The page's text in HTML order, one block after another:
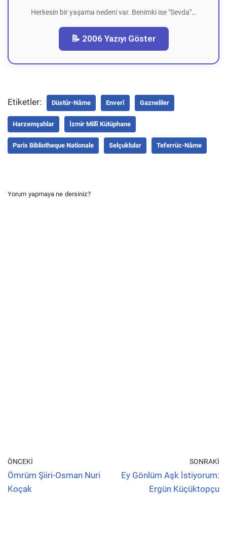
Herkesin bir yaşama nedeni var. Benimki ise "Sevda"…
📝 2006 Yazıyı Göster
Etiketler: Düstûr-Nâme Enverî Gazneliler
Harzemşahlar İzmir Millî Kütüphane
Paris Bibliotheque Nationale Selçuklular Teferrüc-Nâme
Yorum yapmaya ne dersiniz?
ÖNCEKI
Ömrüm Şiiri-Osman Nuri
Koçak
SONRAKI
Ey Gönlüm Aşk İstiyorum:
Ergün Küçüktopçu